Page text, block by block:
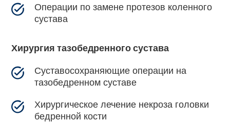
Операции по замене протезов коленного
сустава
Хирургия тазобедренного сустава
Суставосохраняющие операции на
тазобедренном суставе
Хирургическое лечение некроза головки
бедренной кости